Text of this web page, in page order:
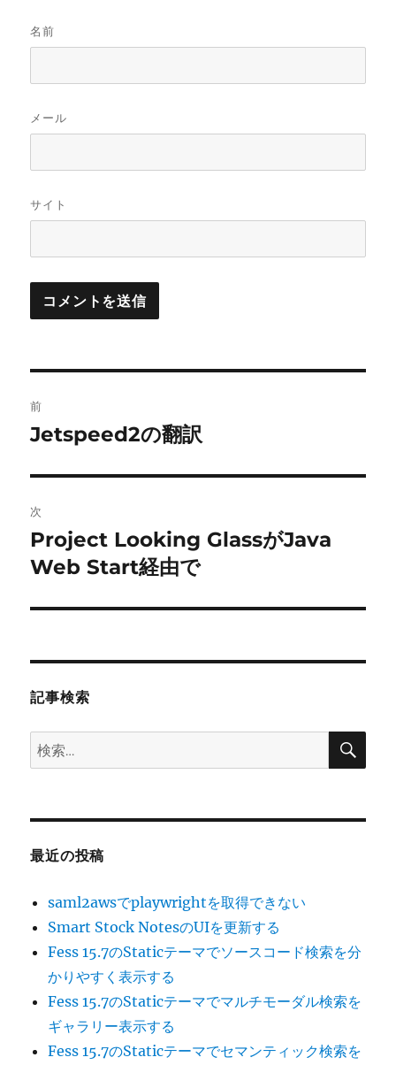
名前
メール
サイト
稿
ビ
ゲ
ー
シ
ン
前
前
投
稿:
Jetspeed2の翻訳
次
次
の
稿:
Project Looking GlassがJava
Web Start経由で
記事検索
検
索:
検
最近の投稿
saml2awsでplaywrightを取得できない
Smart Stock NotesのUIを更新する
Fess 15.7のStaticテーマでソースコード検索を分
かりやすく表示する
Fess 15.7のStaticテーマでマルチモーダル検索を
ギャラリー表示する
Fess 15.7のStaticテーマでセマンティック検索を